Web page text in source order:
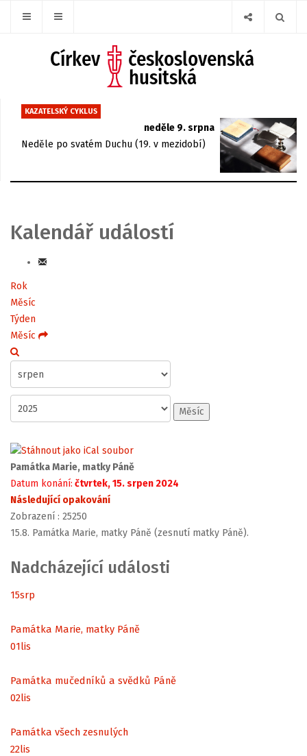
KAZATELSKÝ CYKLUS
neděle 9. srpna
Neděle po svatém Duchu (19. v mezidobí)
Kalendář událostí
Rok
Měsíc
Týden
Měsíc
Měsíc
Památka Marie, matky Páně
Datum konání: čtvrtek, 15. srpen 2024
Následující opakování
Zobrazení : 25250
15.8. Památka Marie, matky Páně (zesnutí matky Páně).
Nadcházející události
15srp
Památka Marie, matky Páně
01lis
Památka mučedníků a svědků Páně
02lis
Památka všech zesnulých
22lis